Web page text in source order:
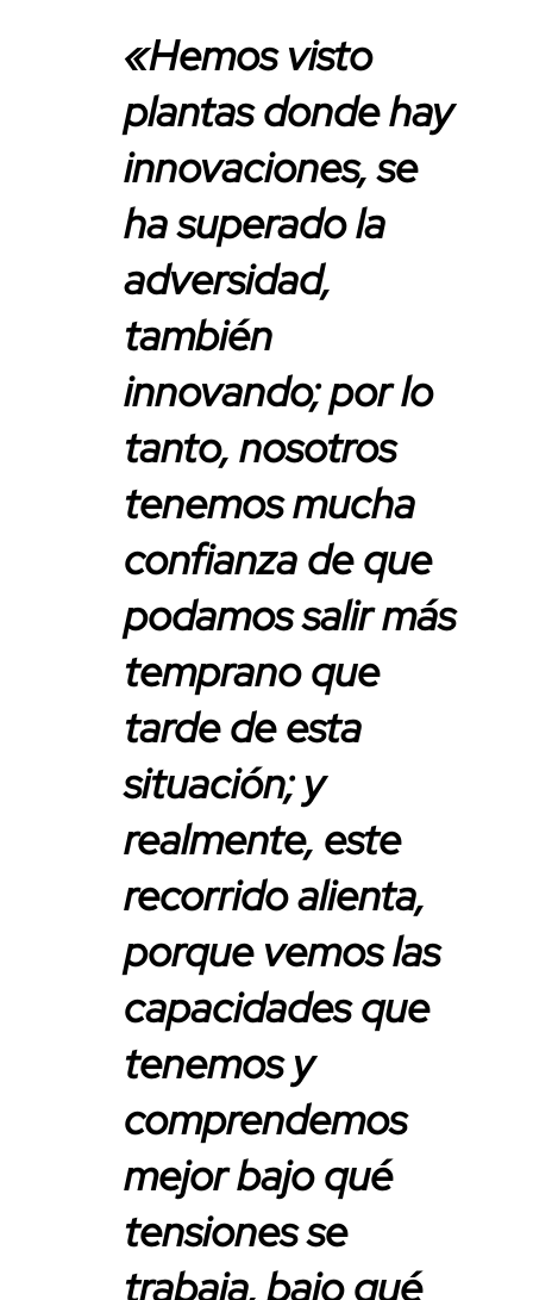
«Hemos visto
plantas donde hay
innovaciones, se
ha superado la
adversidad,
también
innovando; por lo
tanto, nosotros
tenemos mucha
confianza de que
podamos salir más
temprano que
tarde de esta
situación; y
realmente, este
recorrido alienta,
porque vemos las
capacidades que
tenemos y
comprendemos
mejor bajo qué
tensiones se
trabaja, bajo qué